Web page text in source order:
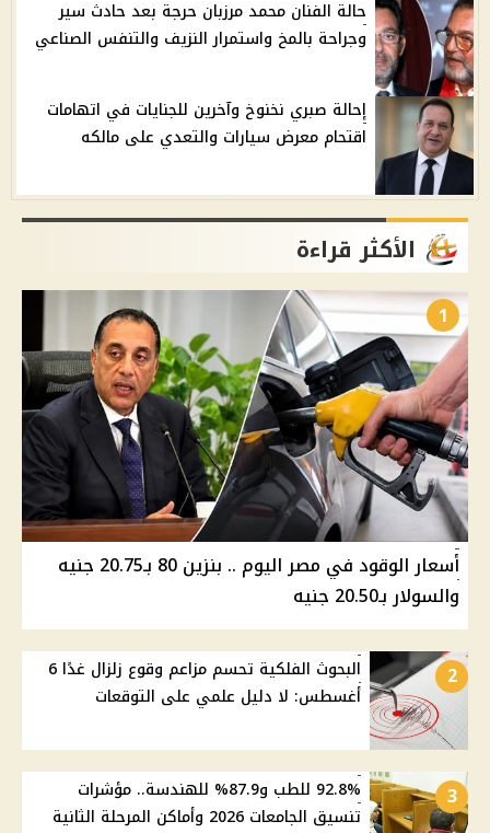
حالة الفنان محمد مرزبان حرجة بعد حادث سير
وجراحة بالمخ واستمرار النزيف والتنفس الصناعي
إحالة صبري نخنوخ وآخرين للجنايات في اتهامات
اقتحام معرض سيارات والتعدي على مالكه
الأكثر قراءة
1
أسعار الوقود في مصر اليوم .. بنزين 80 بـ20.75 جنيه
والسولار بـ20.50 جنيه
2
البحوث الفلكية تحسم مزاعم وقوع زلزال غدًا 6
أغسطس: لا دليل علمي على التوقعات
3
92.8% للطب و87.9% للهندسة.. مؤشرات
تنسيق الجامعات 2026 وأماكن المرحلة الثانية